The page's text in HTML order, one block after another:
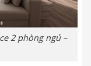
2 phòng ngủ –